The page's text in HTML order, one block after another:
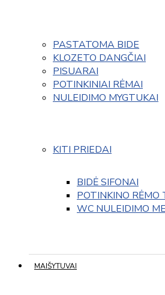
PASTATOMA BIDE
KLOZETO DANGČIAI
PISUARAI
POTINKINIAI RĖMAI
NULEIDIMO MYGTUKAI
KITI PRIEDAI
BIDĖ SIFONAI
POTINKINO
WC NULEIDIMO
MAIŠYTUVAI